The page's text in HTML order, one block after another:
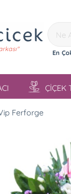
En
ÇİÇEK
Ferforge